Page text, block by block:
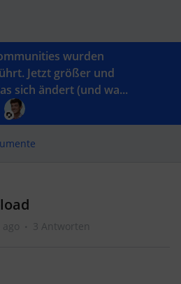
wurden
Jetzt größer und
sich ändert (und wa...
3 Antworten